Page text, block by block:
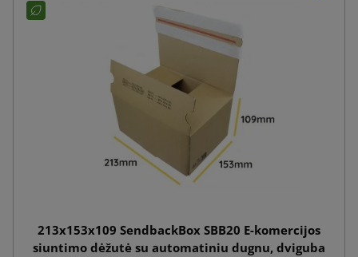
213x153x109 SendbackBox SBB20 E-komercijos
siuntimo dėžutė su automatiniu dugnu, dviguba